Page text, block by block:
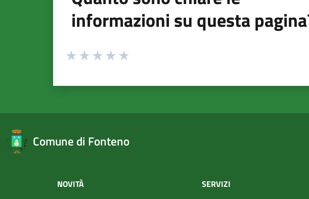
informazioni su questa
Valuta da 1 a 5 stelle la pagina
Comune di Fonteno
NOVITÀ SERVIZI